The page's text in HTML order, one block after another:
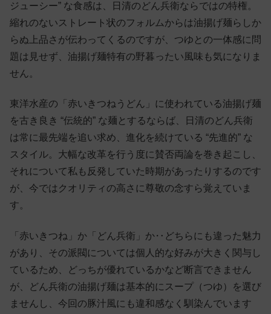
ジューシー” な食感は、日清のどん兵衛ならではの特権。
縮れのないストレート状のフォルムからは油揚げ麺らしか
らぬ上品さが伝わってくるのですが、つゆとの一体感に問
題は見せず、油揚げ麺特有の野暮ったい風味も気になりま
せん。
東洋水産の「赤いきつねうどん」に使われている油揚げ麺
を古き良き “伝統的” な麺とするならば、日清のどん兵衛
は常に最先端を追い求め、進化を続けている “先進的” な
スタイル。大幅な改革を行う度に賛否両論を巻き起こし、
それについて私も反発していた時期があったりするのです
が、今ではクオリティの高さに尊敬の念すら覚えていま
す。
「赤いきつね」か「どん兵衛」か‥どちらにも違った魅力
があり、その派閥については個人的な好みが大きく関与し
ているため、どっちが優れているかなど断言できません
が、どん兵衛の油揚げ麺は基本的にスープ（つゆ）を選び
ませんし、今回の豚汁風にも違和感なく馴染んでいます